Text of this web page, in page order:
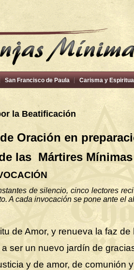
San Francisco de Paula Carisma y
la Beatificación
Oración en
las Mártires
de silencio, cinco lectores
A cada invocación se pone ante el
de Amor, y renueva la faz de
ser un nuevo jardín de
y de amor, de comunión